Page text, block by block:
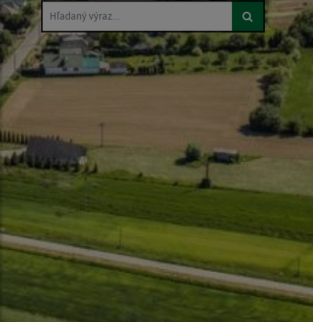
Hľadaný výraz...